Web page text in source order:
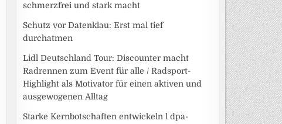
schmerzfrei und stark macht
Schutz vor Datenklau: Erst mal tief
durchatmen
Lidl Deutschland Tour: Discounter macht
Radrennen zum Event für alle / Radsport-
Highlight als Motivator für einen aktiven und
ausgewogenen Alltag
Starke Kernbotschaften entwickeln l dpa-